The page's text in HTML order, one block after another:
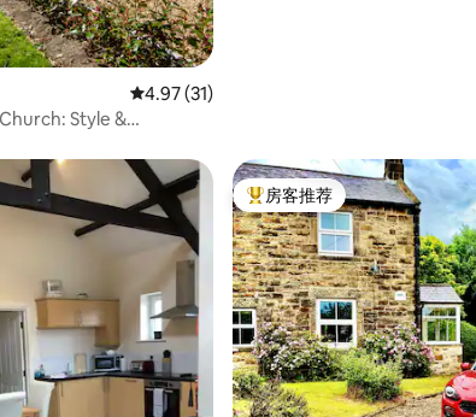
平均评分 4.97 分（满分 5 分），共 31 条评价
4.97 (31)
Style &
热门「房客推荐」
房客推荐